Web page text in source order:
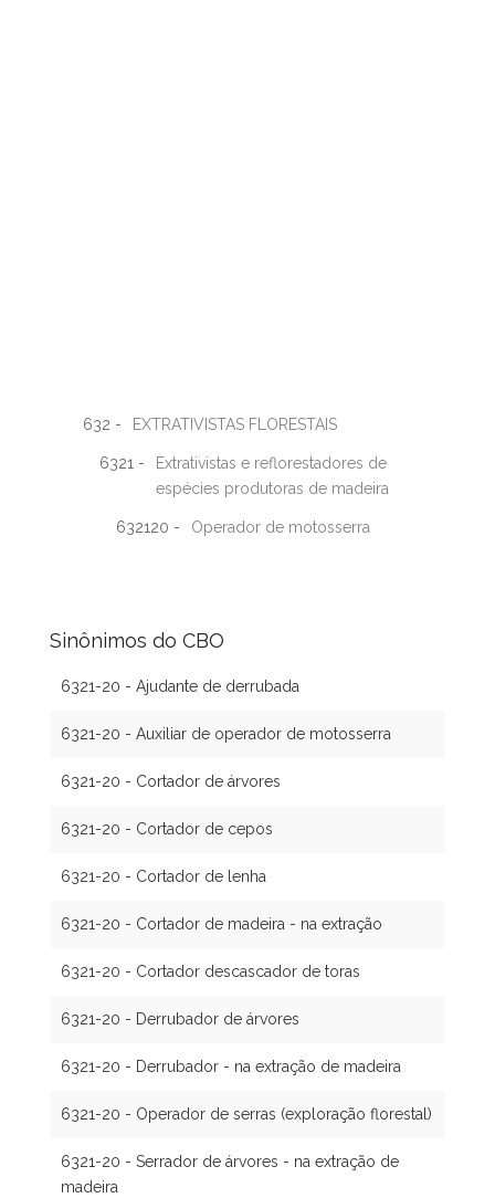
632 - EXTRATIVISTAS FLORESTAIS
6321 -
Extrativistas e reflorestadores de
espécies produtoras de madeira
632120 - Operador de motosserra
Sinônimos do CBO
6321-20 - Ajudante de derrubada
6321-20 - Auxiliar de operador de motosserra
6321-20 - Cortador de árvores
6321-20 - Cortador de cepos
6321-20 - Cortador de lenha
6321-20 - Cortador de madeira - na extração
6321-20 - Cortador descascador de toras
6321-20 - Derrubador de árvores
6321-20 - Derrubador - na extração de madeira
6321-20 - Operador de serras (exploração florestal)
6321-20 - Serrador de árvores - na extração de
madeira